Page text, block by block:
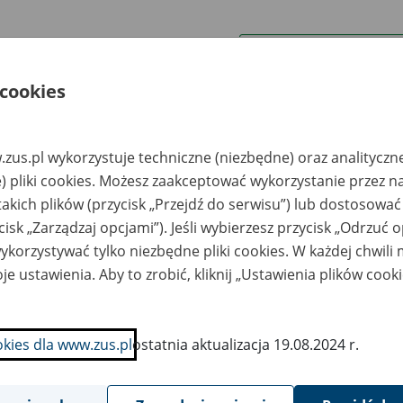
uwagi można przesyłać poprzez
Ukryj wszystkie pozycje bazy
pracy
Miejsce
przechowywania
dokumentów
Nr zespołu akt w
archiwum
państwowym
Daty
Wójcicki -
Konopnica 102, 96-
200 Rawa
Mazowiecka; tel./fax
wykorzystuje techniczne (niezbędne) oraz
pliki cookies. Możesz zaakceptować wykorzystanie przez
plików (przycisk „Przejdź do serwisu”) lub
„Zarządzaj opcjami”). Jeśli wybierzesz przycisk „Odrzuć
tylko niezbędne pliki cookies. W każdej chwili
ustawienia. Aby to zrobić, kliknij „Ustawienia plików
dla www.zus.plostatnia aktualizacja 19.08.2024 r.